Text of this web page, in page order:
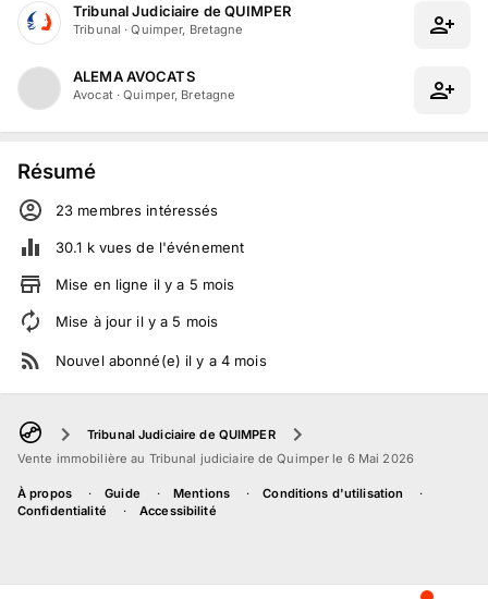
Tribunal Judiciaire de QUIMPER
Tribunal ·Quimper, Bretagne
ALEMA AVOCATS
Avocat·Quimper, Bretagne
Résumé
23 membres intéressés
30.1 kvues de l'événement
Mise en ligne il y a 5 mois
Mise à jour il y a 5 mois
Nouvel abonné(e) il y a 4 mois
Tribunal Judiciaire de QUIMPER
Vente immobilière au Tribunal judiciaire de Quimper le 6 Mai 2026
À propos Guide Mentions
Conditions d'utilisation
Confidentialité
Accessibilité